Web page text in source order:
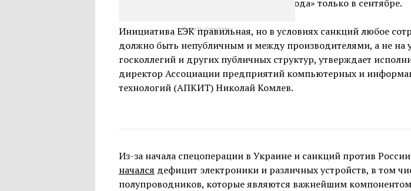
Купить рекламу
промышленности на период до 2030 года» только в сентябре.
Инициатива ЕЭК правильная, но в условиях санкций любое
должно быть непубличным и между производителями, а не на
госколлегий и других публичных структур, утверждает
директор Ассоциации предприятий компьютерных и
технологий (АПКИТ) Николай Комлев.
Из-за начала спецоперации в Украине и санкций против
начался дефицит электроники и различных устройств, в том
полупроводников, которые являются важнейшим компонентом